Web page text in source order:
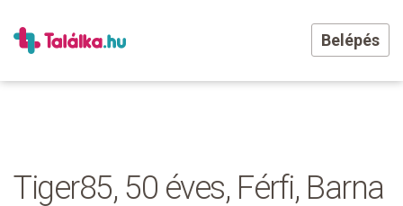
Belépés
Tiger85, 50 éves, Férfi, Barna